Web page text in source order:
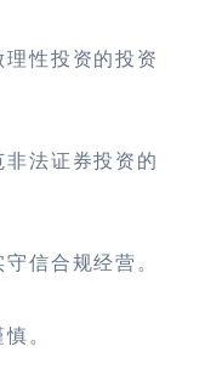
理性投资的投资
非法证券投资的
信合规经营。
。